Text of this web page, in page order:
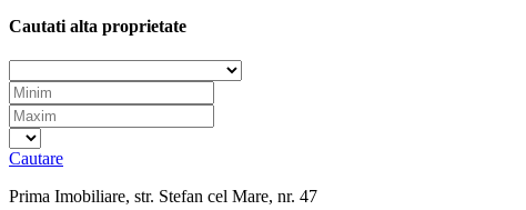
Cautati alta proprietate
Cautare
Prima Imobiliare, str. Stefan cel Mare, nr. 47